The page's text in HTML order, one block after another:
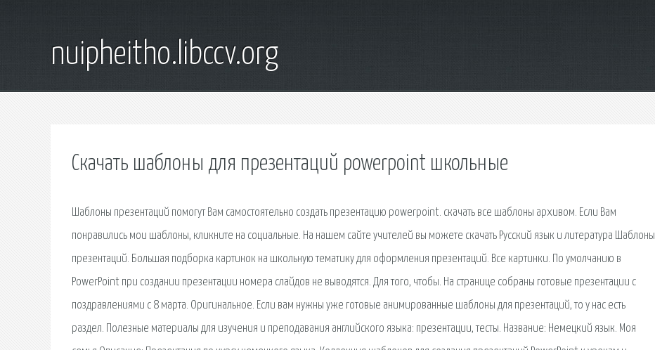
nuipheitho.libccv.org
Скачать шаблоны для презентаций powerpoint школьные
Шаблоны презентаций помогут Вам самостоятельно создать презентацию powerpoint. скачать все шаблоны архивом. Если Вам
понравились мои шаблоны, кликните на социальные. На нашем сайте учителей вы можете скачать Русский язык и литература Шаблоны
презентаций. Большая подборка картинок на школьную тематику для оформления презентаций. Все картинки. По умолчанию в
PowerPoint при создании презентации номера слайдов не выводятся. Для того, чтобы. На странице собраны готовые презентации с
поздравлениями с 8 марта. Оригинальное. Если вам нужны уже готовые анимированные шаблоны для презентаций, то у нас есть
раздел. Полезные материалы для изучения и преподавания английского языка: презентации, тесты. Название: Немецкий язык. Моя